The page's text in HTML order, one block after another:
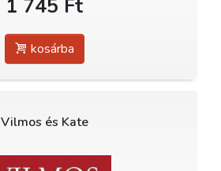
1 745 Ft
kosárba
Vilmos és Kate